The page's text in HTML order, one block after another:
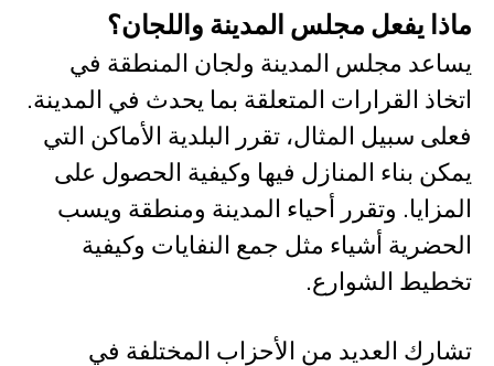
ماذا يفعل مجلس المدينة واللجان؟
يساعد مجلس المدينة ولجان المنطقة في
اتخاذ القرارات المتعلقة بما يحدث في المدينة.
فعلى سبيل المثال، تقرر البلدية الأماكن التي
يمكن بناء المنازل فيها وكيفية الحصول على
المزايا. وتقرر أحياء المدينة ومنطقة ويسب
الحضرية أشياء مثل جمع النفايات وكيفية
تخطيط الشوارع.
تشارك العديد من الأحزاب المختلفة في